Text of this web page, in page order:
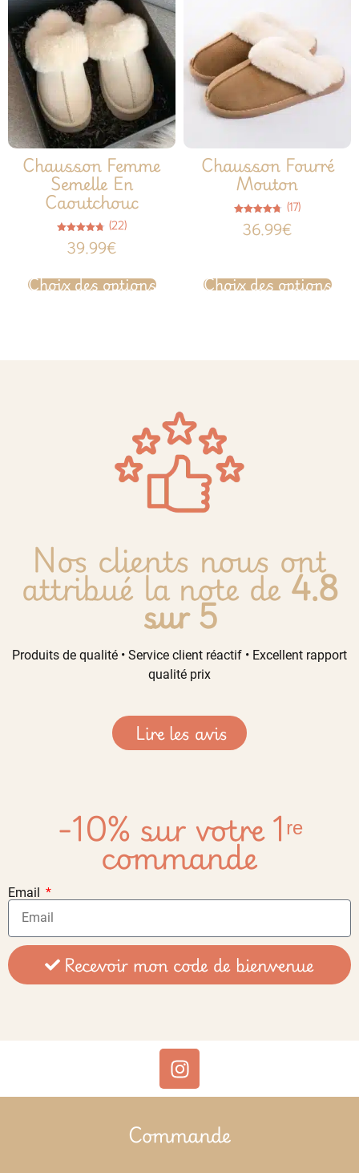
Chausson Femme
Semelle En
Caoutchouc
4.77
sur 5
(22)
39.99€
Choix des options
Chausson Fourré
Mouton
4.65
sur 5
(17)
36.99€
Choix des options
Nos clients nous ont
attribué la note de4.8
sur 5
Produits de qualité • Service client réactif • Excellent rapport
qualité prix
Lire les avis
-10% sur votre 1ʳᵉ
commande
Email
Recevoir mon code de bienvenue
Commande